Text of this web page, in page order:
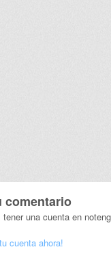
comentario
tener una cuenta en
cuenta ahora!